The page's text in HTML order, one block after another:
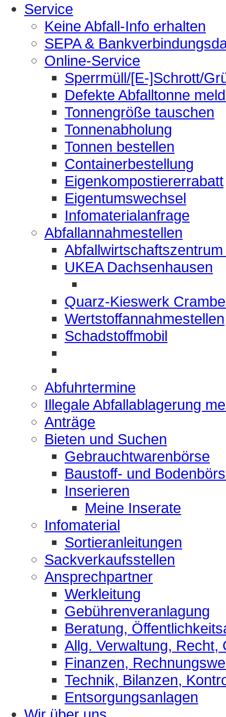
Service
Keine Abfall-Info erhalten
SEPA &
Online-Service
Sperrmüll/[E-]Schrott/
Defekte Abfalltonne
Tonnengröße tauschen
Tonnenabholung
Tonnen bestellen
Containerbestellung
Eigenkompostiererrabatt
Eigentumswechsel
Infomaterialanfrage
Abfallannahmestellen
UKEA Dachsenhausen
Quarz-Kieswerk
Wertstoffannahmestellen
Schadstoffmobil
Abfuhrtermine
Illegale Abfallablagerung
Anträge
Bieten und Suchen
Gebrauchtwarenbörse
Baustoff- und
Inserieren
Meine Inserate
Infomaterial
Sortieranleitungen
Sackverkaufsstellen
Ansprechpartner
Werkleitung
Gebührenveranlagung
Beratung,
Allg. Verwaltung, Recht,
Finanzen,
Technik, Bilanzen,
Entsorgungsanlagen